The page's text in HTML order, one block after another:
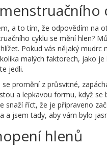
a to tím, že odpovědím na
cyklu se mění hlen?
Pokud vás nějaký
malých faktorech, jako
jedli.
promění z průsvitné,
a lepkavou formu, když se
snaží říct, že je připraveno
a jsem tady, aby vám bylo
hlenů